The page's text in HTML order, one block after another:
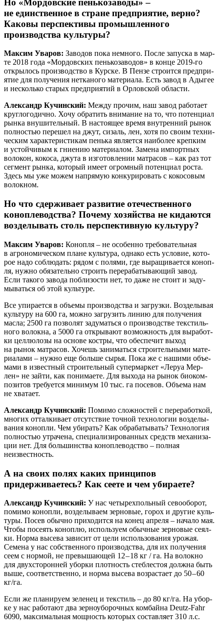
Но «Мордовские пенькозаводы» –
не единственное в стране предприятие, верно?
Каковы перспективы промышленного
производства культуры?
Мак­сим Ува­ров: Заво­дов пока немно­го. После запус­ка в мар­
те 2018 года «Мор­дов­ских пень­ко­за­во­дов» в кон­це 2019‑го
откры­лось про­из­вод­ство в Кур­ске. В Пен­зе стро­ит­ся пред­при­
я­тие для полу­че­ния нетка­но­го мате­ри­а­ла. Есть завод в Ады­гее
и несколь­ко ста­рых пред­при­я­тий в Орлов­ской области.
Алек­сандр Кучин­ский: Меж­ду про­чим, наш завод рабо­та­ет
круг­ло­го­дич­но. Хочу обра­тить вни­ма­ние на то, что потен­ци­ал
рын­ка вну­ши­тель­ный. В насто­я­щее вре­мя внут­рен­ний рынок
пол­но­стью пере­шел на джут, сизаль, лен, хотя по сво­им тех­ни­
че­ским харак­те­ри­сти­кам пень­ка явля­ет­ся наи­бо­лее креп­ким
и устой­чи­вым к гни­е­нию мате­ри­а­лом. Заме­на импорт­ных
воло­кон, коко­са, джу­та в изго­тов­ле­нии мат­ра­сов – как раз тот
сег­мент рын­ка, кото­рый име­ет огром­ный потен­ци­ал роста.
Здесь мы уже можем напря­мую кон­ку­ри­ро­вать с коко­со­вым
волокном.
Но что сдерживает развитие отечественного
коноплеводства? Почему хозяйства не кидаются
возделывать столь перспективную культуру?
Мак­сим Ува­ров: Коноп­ля – не осо­бен­но тре­бо­ва­тель­ная
в агро­но­ми­че­ском плане куль­ту­ра, одна­ко есть усло­вие, кото­
рое надо соблю­дать: рядом с поля­ми, где выра­щи­ва­ет­ся коноп­
ля, нуж­но обя­за­тель­но стро­ить пере­ра­ба­ты­ва­ю­щий завод.
Если тако­го заво­да побли­зо­сти нет, то даже не сто­ит и заду­
мы­вать­ся об этой культуре.
Все упи­ра­ет­ся в объ­е­мы про­из­вод­ства и загруз­ки. Воз­де­лы­вая
куль­ту­ру на 600 га, мож­но загру­зить линию для полу­че­ния
мас­ла; 2500 га поз­во­лят заду­мать­ся о про­из­вод­стве тек­стиль­
но­го волок­на, а 5000 га откры­ва­ют воз­мож­ность для выра­бот­
ки цел­лю­ло­зы на осно­ве кост­ры, что обес­пе­чит выход
на рынок мат­ра­сов. Хочешь зани­мать­ся стро­и­тель­ны­ми мате­
ри­а­ла­ми – нуж­но еще боль­ше сырья. Пока же с наши­ми объ­е­
ма­ми в извест­ный стро­и­тель­ный супер­мар­кет «Леруа Мер­
лен» не зай­ти, как пони­ма­е­те. Для выхо­да на рынок био­ком­
по­зи­тов тре­бу­ет­ся мини­мум 10 тыс. га посе­вов. Объ­е­ма нам
не хватает.
Алек­сандр Кучин­ский: Поми­мо слож­но­стей с пере­ра­бот­кой,
мно­гих оттал­ки­ва­ет отсут­ствие точ­ной тех­но­ло­гии воз­де­лы­
ва­ния коноп­ли. Чем уби­рать? Как обра­ба­ты­вать? Тех­но­ло­гия
пол­но­стью утра­че­на, спе­ци­а­ли­зи­ро­ван­ных средств меха­ни­за­
ции нет. Для боль­шин­ства коно­пле­вод­ство – пол­ная
неизвестность.
А на своих полях каких принципов
придерживаетесь? Как сеете и чем убираете?
Алек­сандр Кучин­ский: У нас четы­рех­поль­ный сево­обо­рот,
поми­мо коноп­ли, воз­де­лы­ва­ем зер­но­вые, горох и дру­гие куль­
ту­ры. Посев обыч­но при­хо­дит­ся на конец апре­ля – нача­ло мая.
Что­бы посе­ять коноп­лю, исполь­зу­ем обыч­ные зер­но­вые сеял­
ки. Нор­ма высе­ва зави­сит от цели исполь­зо­ва­ния уро­жая.
Семе­на у нас соб­ствен­но­го про­из­вод­ства, для их полу­че­ния
сеем с нор­мой, не пре­вы­ша­ю­щей 12 – 18 кг / га. На волок­но
для двух­сто­рон­ней убор­ки плот­ность стеб­ле­стоя долж­на быть
выше, соот­вет­ствен­но, и нор­ма высе­ва воз­рас­та­ет до 50 – 60
кг/га.
Если же пла­ни­ру­ем зеле­нец и тек­стиль – до 80 кг/га. На убор­
ке у нас рабо­та­ют два зер­но­убо­роч­ных ком­бай­на Deutz‑Fahr
6090, мак­си­маль­ная мощ­ность кото­рых состав­ля­ет 310 л.с.